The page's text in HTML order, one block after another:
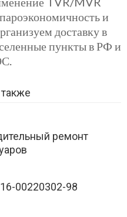
и
доставку в
пункты в РФ и
ремонт
00220302-98